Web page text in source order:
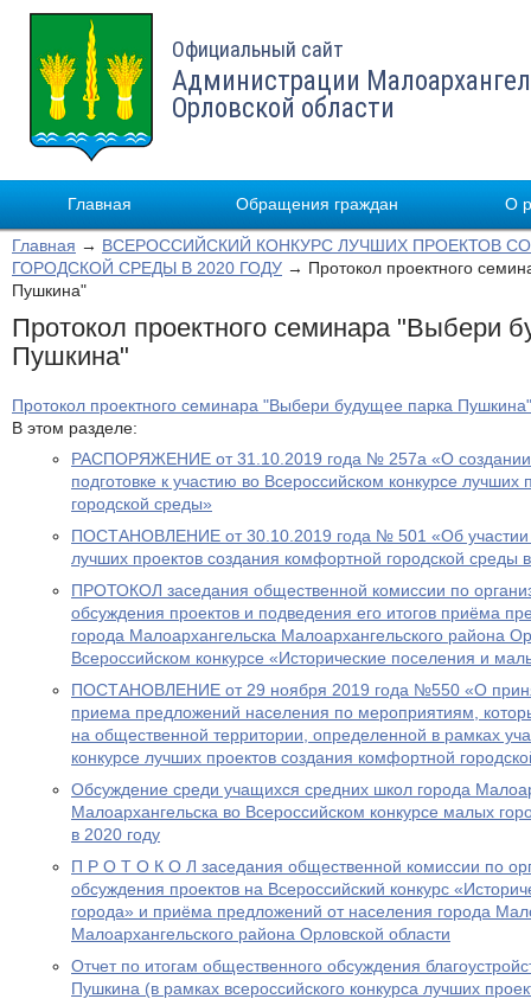
Официальный сайт
Администрации
Орловской области
Главная Обращения граждан О
Главная → ВСЕРОССИЙСКИЙ КОНКУРС ЛУЧШИХ ПРОЕКТОВ
ГОРОДСКОЙ СРЕДЫ В 2020 ГОДУ → Протокол проектного
Пушкина"
Протокол проектного семинара "Выбери
Пушкина"
Протокол проектного семинара "Выбери будущее парка Пушкина"
В этом разделе:
РАСПОРЯЖЕНИЕ от 31.10.2019 года № 257а «О создании
подготовке к участию во Всероссийском конкурсе
городской среды»
ПОСТАНОВЛЕНИЕ от 30.10.2019 года № 501 «Об участии
лучших проектов создания комфортной городской среды
ПРОТОКОЛ заседания общественной комиссии по
обсуждения проектов и подведения его итогов приёма
города Малоархангельска Малоархангельского района
Всероссийском конкурсе «Исторические поселения и
ПОСТАНОВЛЕНИЕ от 29 ноября 2019 года №550 «О
приема предложений населения по мероприятиям,
на общественной территории, определенной в рамках
конкурсе лучших проектов создания комфортной
Обсуждение среди учащихся средних школ города
Малоархангельска во Всероссийском конкурсе малых
в 2020 году
П Р О Т О К О Л заседания общественной комиссии по
обсуждения проектов на Всероссийский конкурс
города» и приёма предложений от населения города
Малоархангельского района Орловской области
Отчет по итогам общественного обсуждения
Пушкина (в рамках всероссийского конкурса лучших